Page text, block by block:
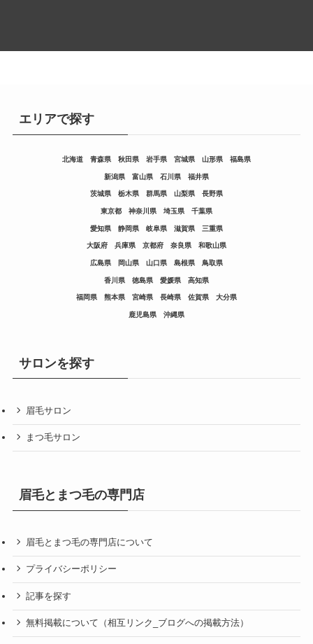
エリアで探す
北海道 青森県 秋田県 岩手県 宮城県 山形県 福島県
新潟県 富山県 石川県 福井県
茨城県 栃木県 群馬県 山梨県 長野県
東京都 神奈川県 埼玉県 千葉県
愛知県 静岡県 岐阜県 滋賀県 三重県
大阪府 兵庫県 京都府 奈良県 和歌山県
広島県 岡山県 山口県 島根県 鳥取県
香川県 徳島県 愛媛県 高知県
福岡県 熊本県 宮崎県 長崎県 佐賀県 大分県
鹿児島県 沖縄県
サロンを探す
眉毛サロン
まつ毛サロン
眉毛とまつ毛の専門店
眉毛とまつ毛の専門店について
プライバシーポリシー
記事を探す
無料掲載について（相互リンク_ブログへの掲載方法）